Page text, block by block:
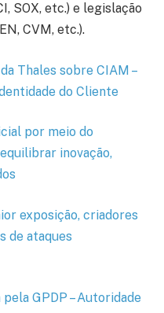
SOX, etc.) e legislação
CVM, etc.).
Thales sobre CIAM –
do Cliente
por meio do
inovação,
exposição, criadores
de ataques
GPDP – Autoridade